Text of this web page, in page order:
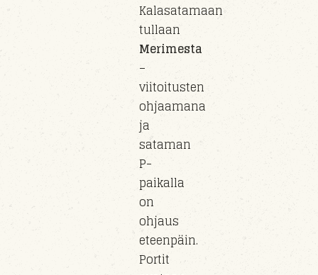
Kalasatamaan
tullaan
Merimesta
–
viitoitusten
ohjaamana
ja
sataman
P-
paikalla
on
ohjaus
eteenpäin.
Portit